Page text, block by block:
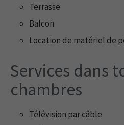
Terrasse
Balcon
Location de matériel de
Services dans
chambres
Télévision par câble